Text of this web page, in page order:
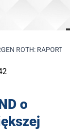
ROTH: RAPORT
o